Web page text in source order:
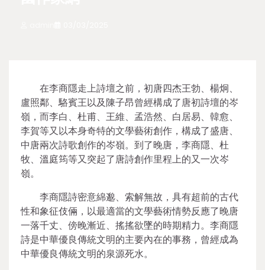
在李商隱走上詩壇之前，初唐四杰王勃、楊炯、
盧照鄰、駱賓王以及陳子昂曾經構成了唐初詩壇的岑
嶺，而李白、杜甫、王維、孟浩然、白居易、韓愈、
李賀等又以本身奇特的文學藝術創作，構成了盛唐、
中唐兩次詩歌創作的岑嶺。到了晚唐，李商隱、杜
牧、溫庭筠等又突起了唐詩創作里程上的又一次岑
嶺。
李商隱詩密意綿邈、索解無故，具有超前的古代
性和象征伎倆，以最適當的文學藝術情勢反應了晚唐
一落千丈、傍晚漸近、搖搖欲墜的時期精力。李商隱
詩是中華優良傳統文明的主要內在的事務，曾經成為
中華優良傳統文明的泉源死水。